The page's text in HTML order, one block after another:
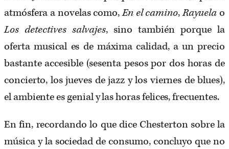
atmósfera a novelas como,En el camino,Rayuelao
Los detectives salvajes, sino también porque la
oferta musical es de máxima calidad, a un precio
bastante accesible (sesenta pesos por dos horas de
concierto, los jueves de jazz y los viernes de blues),
el ambiente es genial y las horas felices, frecuentes.
En fin, recordando lo que dice Chesterton sobre la
música y la sociedad de consumo, concluyo que no